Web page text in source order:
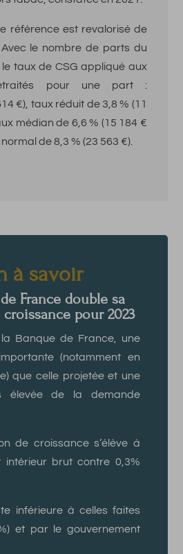
référence est revalorisé de
le nombre de parts du
taux de CSG appliqué aux
pour une part :
€), taux réduit de 3,8 % (11
médian de 6,6 % (15 184 €
de 8,3 % (23 563 €).
à savoir
France double sa
pour 2023
Banque de France, une
(notamment en
que celle projetée et une
élevée de la demande
de croissance s’élève à
intérieur brut contre 0,3%
inférieure à celles faites
et par le gouvernement